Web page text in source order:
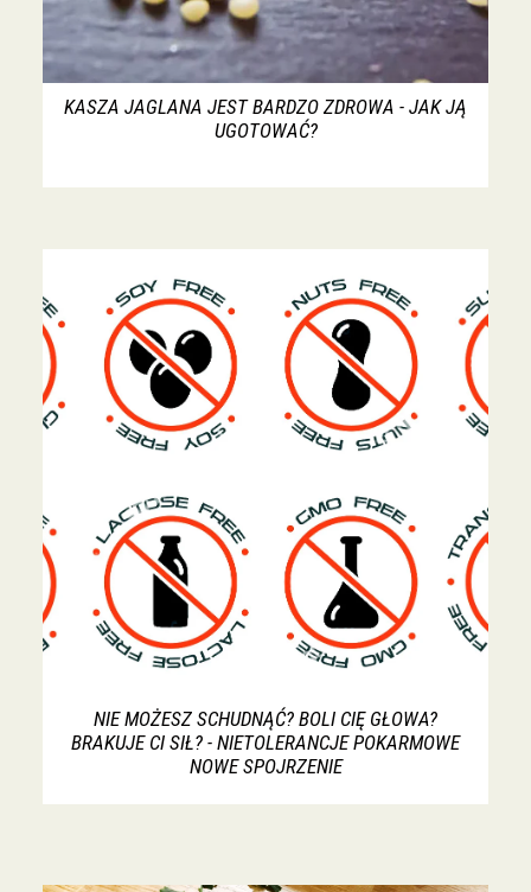
KASZA JAGLANA JEST BARDZO ZDROWA - JAK JĄ
UGOTOWAĆ?
NIE MOŻESZ SCHUDNĄĆ? BOLI CIĘ GŁOWA?
BRAKUJE CI SIŁ? - NIETOLERANCJE POKARMOWE
NOWE SPOJRZENIE